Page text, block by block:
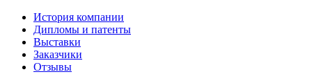
История компании
Дипломы и патенты
Выставки
Заказчики
Отзывы